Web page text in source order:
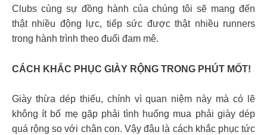
Clubs cùng sự đồng hành của chúng tôi sẽ mang đến
thật nhiều động lực, tiếp sức được thật nhiều runners
trong hành trình theo đuổi đam mê.
CÁCH KHẮC PHỤC GIÀY RỘNG TRONG PHÚT MỐT!
Giày thừa dép thiếu, chính vì quan niệm này mà có lẽ
không ít bố mẹ gặp phải tình huống mua phải giày dép
quá rộng so với chân con. Vậy đâu là cách khắc phục tức